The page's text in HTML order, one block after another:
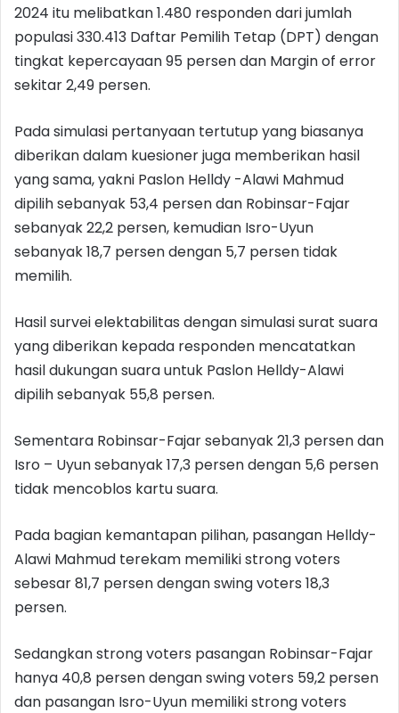
2024 itu melibatkan 1.480 responden dari jumlah
populasi 330.413 Daftar Pemilih Tetap (DPT) dengan
tingkat kepercayaan 95 persen dan Margin of error
sekitar 2,49 persen.
Pada simulasi pertanyaan tertutup yang biasanya
diberikan dalam kuesioner juga memberikan hasil
yang sama, yakni Paslon Helldy -Alawi Mahmud
dipilih sebanyak 53,4 persen dan Robinsar-Fajar
sebanyak 22,2 persen, kemudian Isro-Uyun
sebanyak 18,7 persen dengan 5,7 persen tidak
memilih.
Hasil survei elektabilitas dengan simulasi surat suara
yang diberikan kepada responden mencatatkan
hasil dukungan suara untuk Paslon Helldy-Alawi
dipilih sebanyak 55,8 persen.
Sementara Robinsar-Fajar sebanyak 21,3 persen dan
Isro – Uyun sebanyak 17,3 persen dengan 5,6 persen
tidak mencoblos kartu suara.
Pada bagian kemantapan pilihan, pasangan Helldy-
Alawi Mahmud terekam memiliki strong voters
sebesar 81,7 persen dengan swing voters 18,3
persen.
Sedangkan strong voters pasangan Robinsar-Fajar
hanya 40,8 persen dengan swing voters 59,2 persen
dan pasangan Isro-Uyun memiliki strong voters